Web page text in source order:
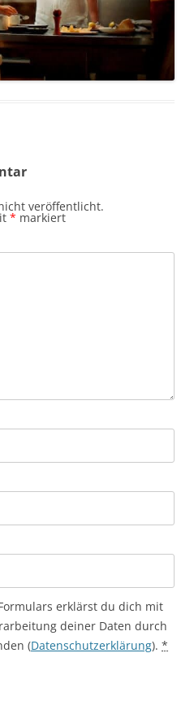
veröffentlicht.
* markiert
erklärst du dich mit
deiner Daten durch
(Datenschutzerklärung). *